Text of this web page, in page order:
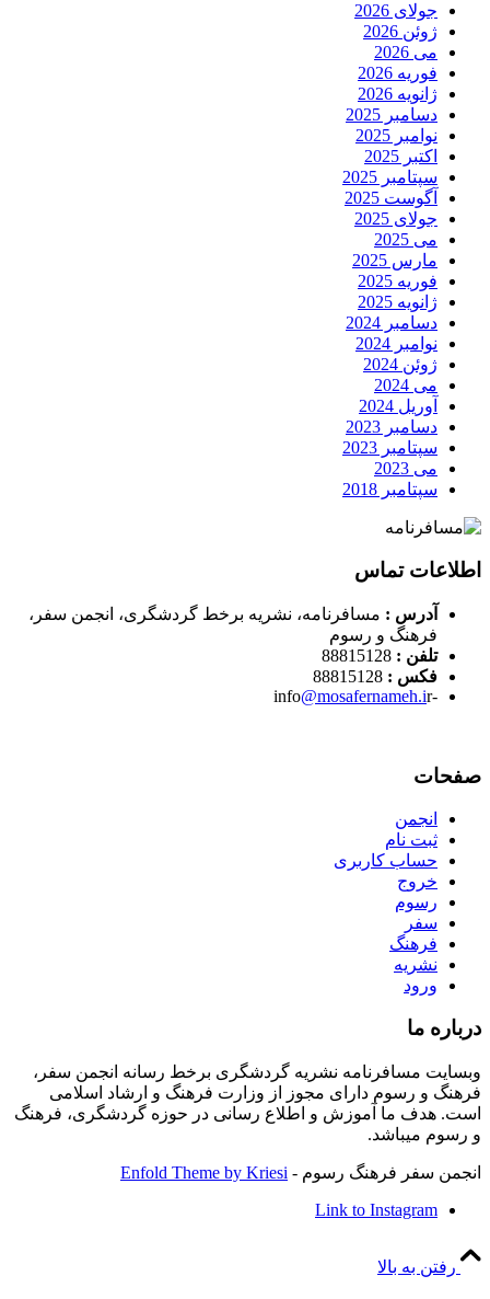
جولای 2026
ژوئن 2026
می 2026
فوریه 2026
ژانویه 2026
دسامبر 2025
نوامبر 2025
اکتبر 2025
سپتامبر 2025
آگوست 2025
جولای 2025
می 2025
مارس 2025
فوریه 2025
ژانویه 2025
دسامبر 2024
نوامبر 2024
ژوئن 2024
می 2024
آوریل 2024
دسامبر 2023
سپتامبر 2023
می 2023
سپتامبر 2018
اطلاعات تماس
آدرس : مسافرنامه، نشریه برخط گردشگری، انجمن سفر،
فرهنگ و رسوم
تلفن :
فکس :
-info
@mosafernameh.ir
صفحات
انجمن
ثبت نام
حساب کاربری
خروج
رسوم
سفر
فرهنگ
نشریه
ورود
درباره ما
وبسایت مسافرنامه نشریه گردشگری برخط رسانه انجمن سفر،
فرهنگ و رسوم دارای مجوز از وزارت فرهنگ و ارشاد اسلامی
است. هدف ما آموزش و اطلاع رسانی در حوزه گردشگری، فرهنگ
و رسوم میباشد.
انجمن سفر فرهنگ رسوم - Enfold Theme by Kriesi
Link to Instagram
رفتن به بالا